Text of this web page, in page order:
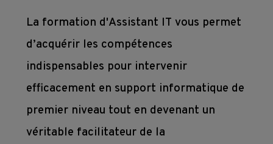
Liens
Subventions
La formation d'Assistant IT vous permet
d’acquérir les compétences
indispensables pour intervenir
efficacement en support informatique de
premier niveau tout en devenant un
véritable facilitateur de la